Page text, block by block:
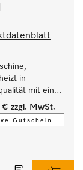
in
mit einer
79 min,
Dosierung.
€ zzgl. MwSt.
Gutschein